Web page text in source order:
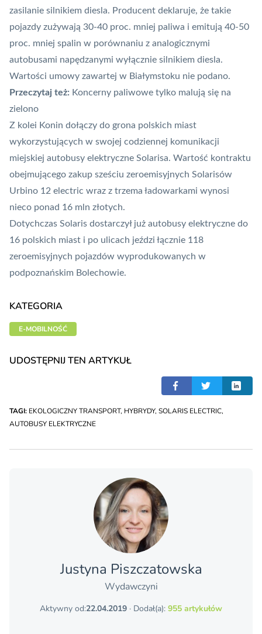
zasilanie silnikiem diesla. Producent deklaruje, że takie
pojazdy zużywają 30-40 proc. mniej paliwa i emitują 40-50
proc. mniej spalin w porównaniu z analogicznymi
autobusami napędzanymi wyłącznie silnikiem diesla.
Wartości umowy zawartej w Białymstoku nie podano.
Przeczytaj też: Koncerny paliwowe tylko malują się na
zielono
Z kolei Konin dołączy do grona polskich miast
wykorzystujących w swojej codziennej komunikacji
miejskiej autobusy elektryczne Solarisa. Wartość kontraktu
obejmującego zakup sześciu zeroemisyjnych Solarisów
Urbino 12 electric wraz z trzema ładowarkami wynosi
nieco ponad 16 mln złotych.
Dotychczas Solaris dostarczył już autobusy elektryczne do
16 polskich miast i po ulicach jeździ łącznie 118
zeroemisyjnych pojazdów wyprodukowanych w
podpoznańskim Bolechowie.
KATEGORIA
E-MOBILNOŚĆ
UDOSTĘPNIJ TEN ARTYKUŁ
TAGI: EKOLOGICZNY TRANSPORT, HYBRYDY, SOLARIS ELECTRIC,
AUTOBUSY ELEKTRYCZNE
Justyna Piszczatowska
Wydawczyni
Aktywny od:22.04.2019 · Dodał(a): 955 artykułów